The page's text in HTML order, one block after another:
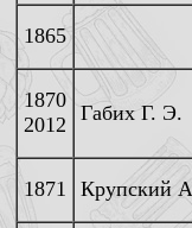
1865
1870
2012
Габих Г. Э.
1871 Крупский